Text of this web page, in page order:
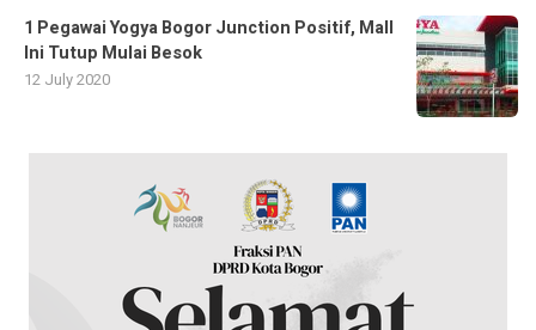
1 Pegawai Yogya Bogor Junction Positif, Mall
Ini Tutup Mulai Besok
12 July 2020